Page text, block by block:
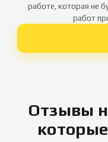
работе, которая не
работ
Отзывы